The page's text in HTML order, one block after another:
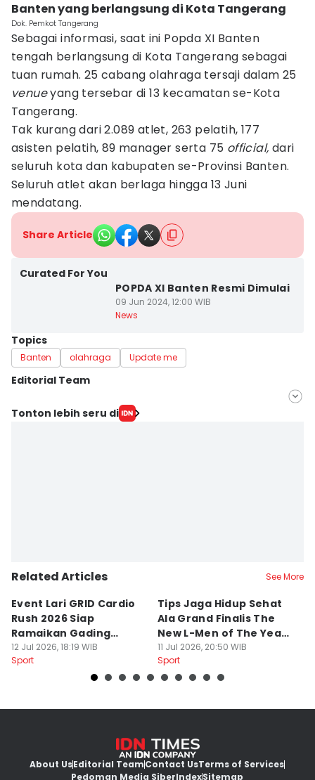
Banten yang berlangsung di Kota Tangerang
Dok. Pemkot Tangerang
Sebagai informasi, saat ini Popda XI Banten
tengah berlangsung di Kota Tangerang sebagai
tuan rumah. 25 cabang olahraga tersaji dalam 25
venueyang tersebar di 13 kecamatan se-Kota
Tangerang.
Tak kurang dari 2.089 atlet, 263 pelatih, 177
asisten pelatih, 89 manager serta 75 official, dari
seluruh kota dan kabupaten se-Provinsi Banten.
Seluruh atlet akan berlaga hingga 13 Juni
mendatang.
Share Article
Curated For You
POPDA XI Banten Resmi Dimulai
09 Jun 2024, 12:00 WIB
News
Topics
Banten olahraga Update me
Editorial Team
Editor
Tonton lebih seru di
Related Articles See More
Event Lari GRID Cardio
Rush 2026 Siap
Ramaikan Gading
Serpong
12 Jul 2026, 18:19 WIB
Sport
Tips Jaga Hidup Sehat
Ala Grand Finalis The
New L-Men of The Year
2026
11 Jul 2026, 20:50 WIB
Sport
About UsEditorial TeamContact UsTerms of Services
Pedoman Media SiberIndexSitemap